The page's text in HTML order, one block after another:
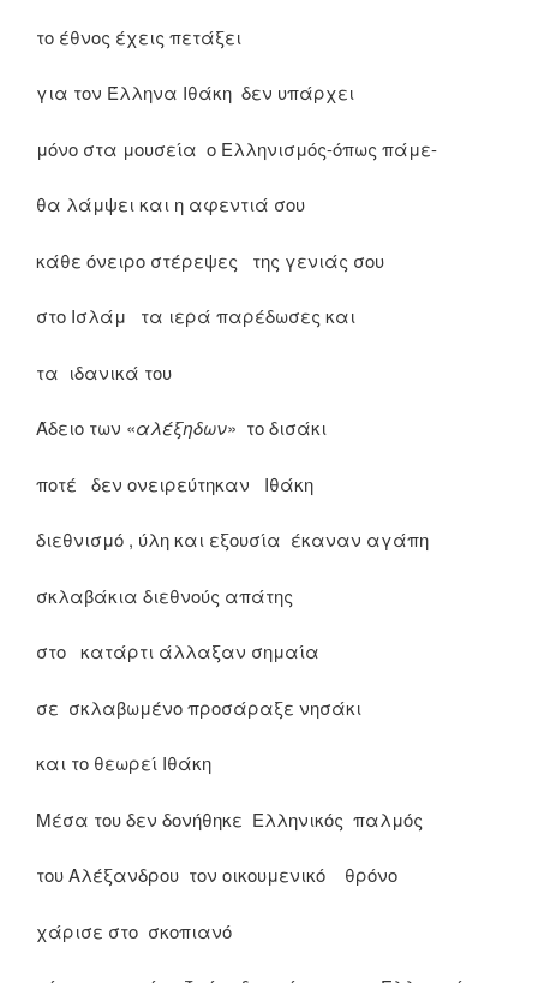
το έθνος έχεις πετάξει
για τον Έλληνα Ιθάκη δεν υπάρχει
μόνο στα μουσεία ο Ελληνισμός-όπως πάμε-
θα λάμψει και η αφεντιά σου
κάθε όνειρο στέρεψες της γενιάς σου
στο Ισλάμ τα ιερά παρέδωσες και
τα ιδανικά του
Άδειο των «αλέξηδων» το δισάκι
ποτέ δεν ονειρεύτηκαν Ιθάκη
διεθνισμό , ύλη και εξουσία έκαναν αγάπη
σκλαβάκια διεθνούς απάτης
στο κατάρτι άλλαξαν σημαία
σε σκλαβωμένο προσάραξε νησάκι
και το θεωρεί Ιθάκη
Μέσα του δεν δονήθηκε Ελληνικός παλμός
του Αλέξανδρου τον οικουμενικό θρόνο
χάρισε στο σκοπιανό